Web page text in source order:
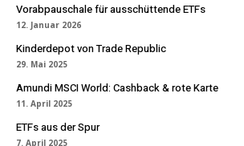
Vorabpauschale für ausschüttende ETFs
12. Januar 2026
Kinderdepot von Trade Republic
29. Mai 2025
Amundi MSCI World: Cashback & rote Karte
11. April 2025
ETFs aus der Spur
7. April 2025